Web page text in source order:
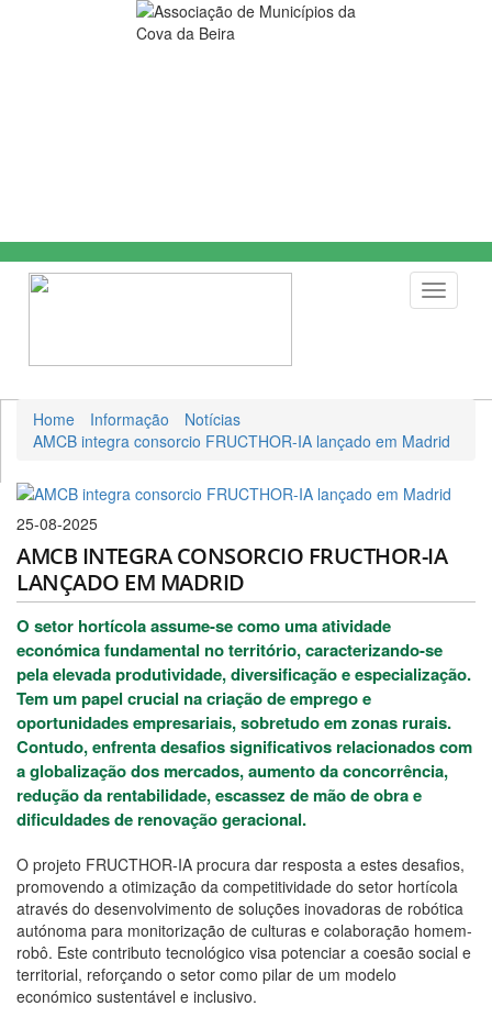
Toggle
Home Informação
Notícias
AMCB integra consorcio FRUCTHOR-IA lançado em Madrid
25-08-2025
AMCB INTEGRA CONSORCIO FRUCTHOR-IA
LANÇADO EM MADRID
O setor hortícola assume-se como uma atividade
económica fundamental no território, caracterizando-se
pela elevada produtividade, diversificação e especialização.
Tem um papel crucial na criação de emprego e
oportunidades empresariais, sobretudo em zonas rurais.
Contudo, enfrenta desafios significativos relacionados com
a globalização dos mercados, aumento da concorrência,
redução da rentabilidade, escassez de mão de obra e
dificuldades de renovação geracional.
O projeto FRUCTHOR-IA procura dar resposta a estes desafios,
promovendo a otimização da competitividade do setor hortícola
através do desenvolvimento de soluções inovadoras de robótica
autónoma para monitorização de culturas e colaboração homem-
robô. Este contributo tecnológico visa potenciar a coesão social e
territorial, reforçando o setor como pilar de um modelo
económico sustentável e inclusivo.